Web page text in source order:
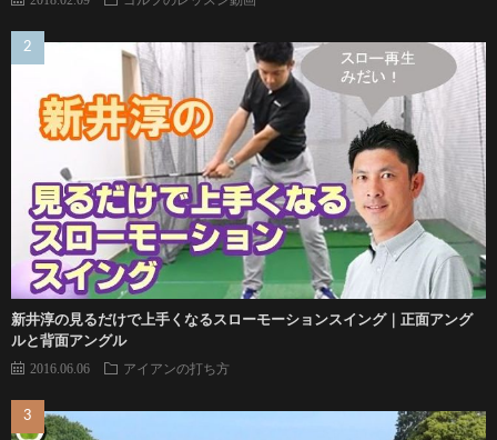
新井淳の見るだけで上手くなるスローモーションスイング｜正面アング
ルと背面アングル
2016.06.06 アイアンの打ち方